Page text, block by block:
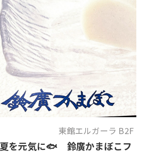
東館エルガーラ B2F
を元気に🐟 鈴廣かまぼこフ